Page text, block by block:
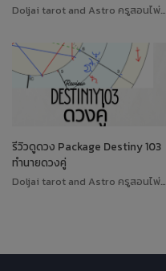
Doljai tarot and Astro ครูสอนไพ่ทาโรต์
รีวิวดูดวง Package Destiny 103
ทำนายดวงคู่
Doljai tarot and Astro ครูสอนไพ่ทาโรต์